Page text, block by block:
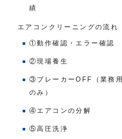
績
エアコンクリーニングの流れ
①動作確認・エラー確認
②現場養生
③ブレーカーOFF（業務
のみ）
④エアコンの分解
⑤高圧洗浄